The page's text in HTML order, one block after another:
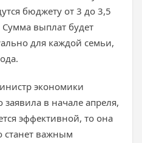
бюджету от 3 до 3,5
выплат будет
для каждой семьи,
экономики
в начале апреля,
эффективной, то она
станет важным